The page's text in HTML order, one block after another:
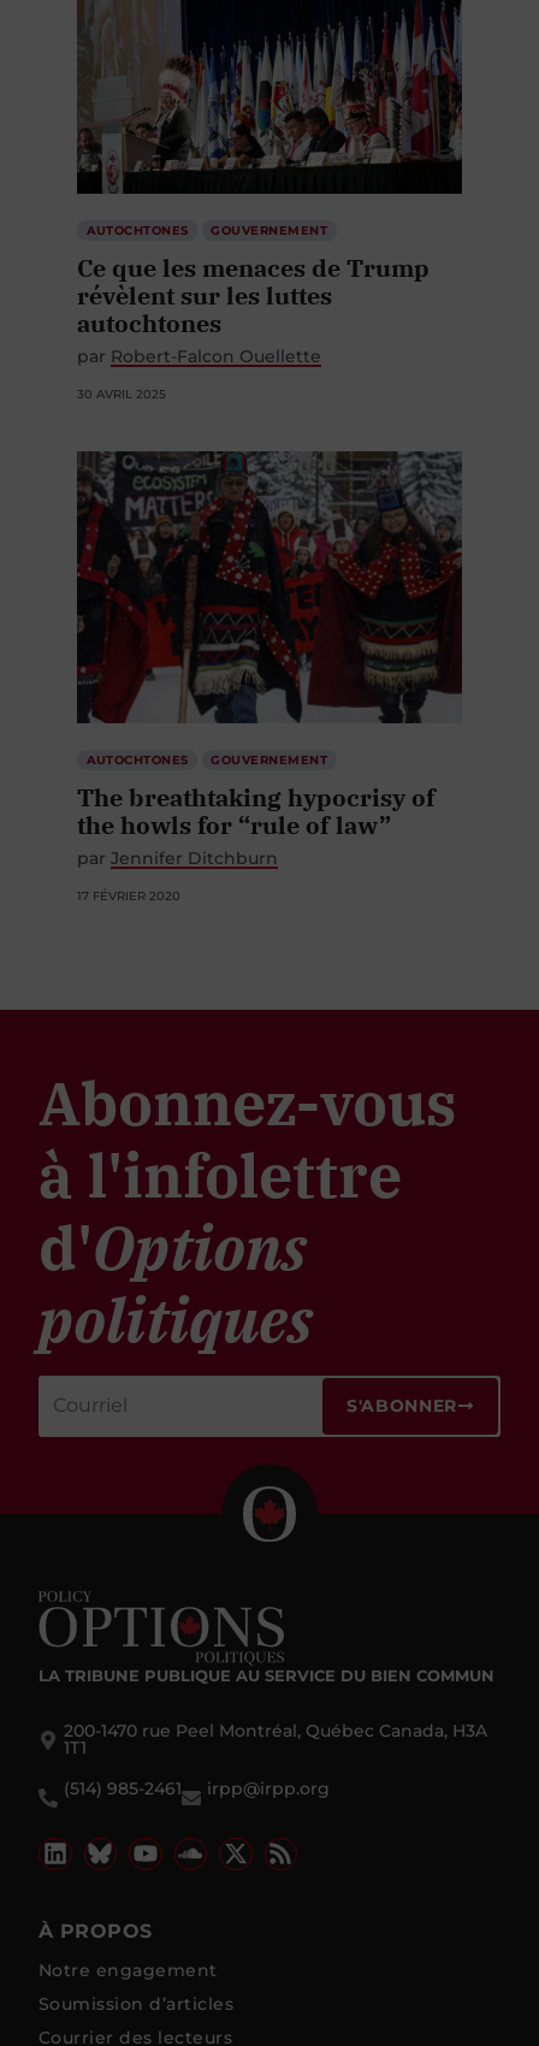
AUTOCHTONES GOUVERNEMENT
Ce que les menaces de Trump
révèlent sur les luttes
autochtones
par Robert-Falcon Ouellette
30 AVRIL 2025
AUTOCHTONES GOUVERNEMENT
The breathtaking hypocrisy of
the howls for “rule of law”
par Jennifer Ditchburn
17 FÉVRIER 2020
Abonnez-vous
à l'infolettre
d'Options
politiques
S'ABONNER
LA TRIBUNE PUBLIQUE AU SERVICE DU BIEN COMMUN
200-1470 rue Peel Montréal, Québec Canada, H3A
1T1
(514) 985-2461
irpp@irpp.org
À PROPOS
Notre engagement
Soumission d’articles
Courrier des lecteurs